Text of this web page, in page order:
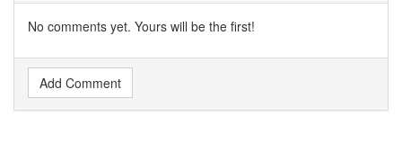
No comments yet. Yours will be the first!
Add Comment